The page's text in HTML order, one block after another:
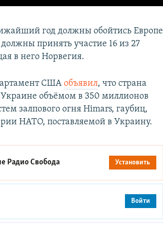
год должны обойтись Европе
принять участие 16 из 27
в него Норвегия.
СШАобъявил, что страна
объёмом в 350 миллионов
залпового огня Himars, гаубиц,
НАТО, поставляемой в Украину.
Радио Свобода Установить
Войти